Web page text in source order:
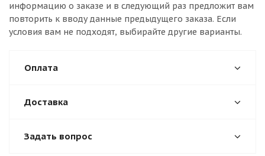
информацию о заказе и в следующий раз предложит вам
повторить к вводу данные предыдущего заказа. Если
условия вам не подходят, выбирайте другие варианты.
Оплата
Доставка
Задать вопрос